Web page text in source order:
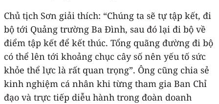
Chủ tịch Sơn giải thích: “Chúng ta sẽ tự tập kết, đi
bộ tới Quảng trường Ba Đình, sau đó lại đi bộ về
điểm tập kết để kết thúc. Tổng quãng đường đi bộ
có thể lên tới khoảng chục cây số nên yếu tố sức
khỏe thể lực là rất quan trọng”. Ông cũng chia sẻ
kinh nghiệm cá nhân khi từng tham gia Ban Chỉ
đạo và trực tiếp diễu hành trong đoàn doanh